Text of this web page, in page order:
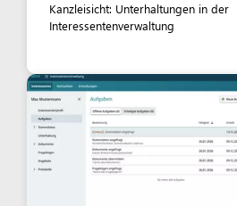
Kanzleisicht: Unterhaltungen in der
Interessentenverwaltung